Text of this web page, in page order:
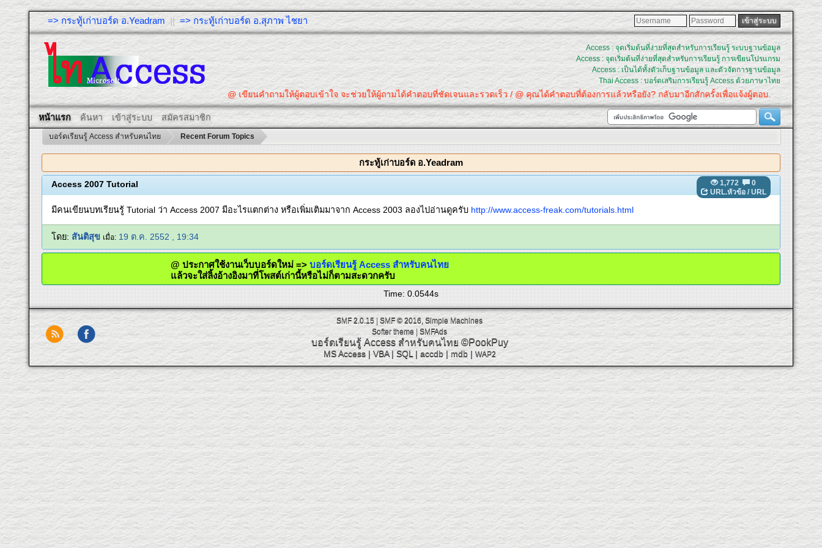
=> กระทู้เก่าบอร์ด อ.Yeadram ||=> กระทู้เก่าบอร์ด อ.สุภาพ ไชยา
Access : จุดเริ่มต้นที่ง่ายที่สุดสำหรับการเรียนรู้ ระบบฐานข้อมูล
Access : จุดเริ่มต้นที่ง่ายที่สุดสำหรับการเรียนรู้ การเขียนโปรแกรม
Access : เป็นได้ทั้งตัวเก็บฐานข้อมูล และตัวจัดการฐานข้อมูล
Thai Access : บอร์ดเสริมการเรียนรู้ Access ด้วยภาษาไทย
@ เขียนคำถามให้ผู้ตอบเข้าใจ จะช่วยให้ผู้ถามได้คำตอบที่ชัดเจนและรวดเร็ว / @ คุณได้คำตอบที่ต้องการแล้วหรือยัง? กลับมาอีกสักครั้งเพื่อแจ้งผู้ตอบ.
หน้าแรก ค้นหา เข้าสู่ระบบ สมัครสมาชิก
บอร์ดเรียนรู้ Access สำหรับคนไทย Recent Forum Topics
กระทู้เก่าบอร์ด อ.Yeadram
1,772
0
URL.หัวข้อ/ URL
Access 2007 Tutorial
มีคนเขียนบทเรียนรู้ Tutorial ว่า Access 2007 มีอะไรแตกต่าง หรือเพิ่มเติมมาจาก Access 2003 ลองไปอ่านดูครับ http://www.access-freak.com/tutorials.html
โดย: สันติสุข เมื่อ: 19 ต.ค. 2552 , 19:34
@ ประกาศใช้งานเว็บบอร์ดใหม่ =>บอร์ดเรียนรู้ Access สำหรับคนไทย
แล้วจะใส่ลิ้งอ้างอิงมาที่โพสต์เก่านี้หรือไม่ก็ตามสะดวกครับ
Time: 0.0544s
SMF 2.0.15 |SMF © 2016 Simple Machines
Softer theme
SMFAds
บอร์ดเรียนรู้ Access สำหรับคนไทย ©PookPuy
MS Access|VBA|SQL | accdb|mdb| WAP2